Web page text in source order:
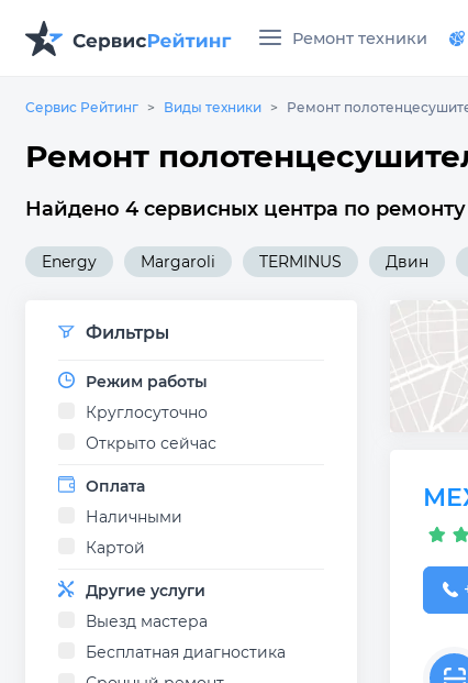
Ремонт техники
Сервис Рейтинг Виды техники Ремонт
Ремонт
Найдено 4 сервисных центра по
Energy Margaroli TERMINUS Двин
Фильтры
Режим работы
Круглосуточно
Открыто сейчас
Оплата
Наличными
Картой
Другие услуги
Выезд мастера
Бесплатная диагностика